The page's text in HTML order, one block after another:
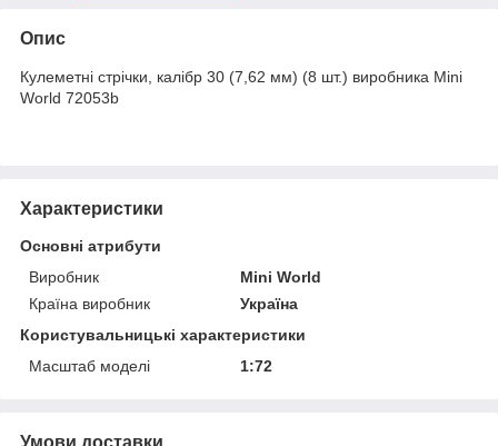
Опис
Кулеметні стрічки, калібр 30 (7,62 мм) (8 шт.) виробника Mini
World 72053b
Характеристики
Основні атрибути
Виробник
Mini World
Країна виробник
Україна
Користувальницькі характеристики
Масштаб моделі
1:72
Умови доставки